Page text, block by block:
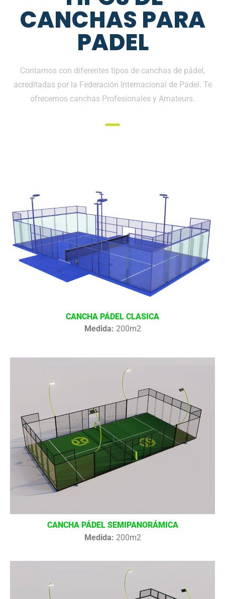
CANCHAS PARA
PADEL
Contamos con diferentes tipos de canchas de pádel,
acreditadas por la Federación Internacional de Pádel. Te
ofrecemos canchas Profesionales y Amateurs.
CANCHA PÁDEL CLASICA
Medida: 200m2
CANCHA PÁDEL SEMIPANORÁMICA
Medida: 200m2